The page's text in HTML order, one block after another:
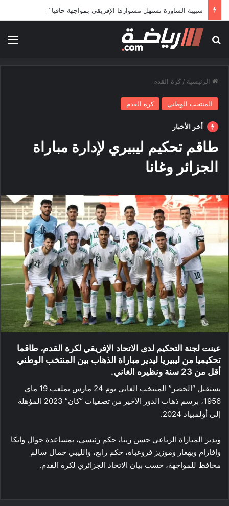
شبيبة الساورة تستهل مشوارها الإفريقي بمواجهة حافيا كوناكري
بحث عن
الرئيسية / كرة القدم
المنتخب الوطني كرة القدم
أخر الأخبار
طاقم تحكيم ليبيري لإدارة مباراة
الجزائر وغانا
عينت لجنة التحكيم لدى الاتحاد الإفريقي لكرة القدم، طاقما
تحكيميا من ليبيريا ليدير مباراة الذهاب بين المنتخب الوطني
أقل من 23 سنة ونظيره الغاني.
يستقبل “الخضر” المنتخب الغاني يوم 24 مارس بملعب 19 ماي
1956، برسم ذهاب الدور الأخير من تصفيات “كان” 2023 المؤهلة
إلى أولمبياد 2024.
ويدير المباراة الرباعي حسن زينا، حكم رئيسي، بمساعدة جوال وانكا
وإفارام ويهغار وموزيز فروغباه، حكم رابع، والليبي جمال سالم
محافظ للمواجهة، حسب بيان الاتحاد الجزائري لكرة القدم.